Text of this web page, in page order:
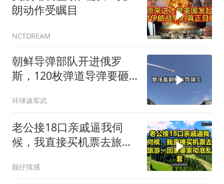
朗动作受瞩目
NCTDREAM
朝鲜导弹部队开进俄罗
斯，120枚弹道导弹要砸
环球谈军武
老公接18口亲戚逼我伺
候，我直接买机票去旅
靓仔情感